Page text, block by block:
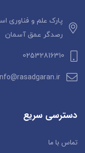
پارک علم و فناوری
رصدگر عمق آسمان
02532816310
دسترسی سریع
تماس با ما